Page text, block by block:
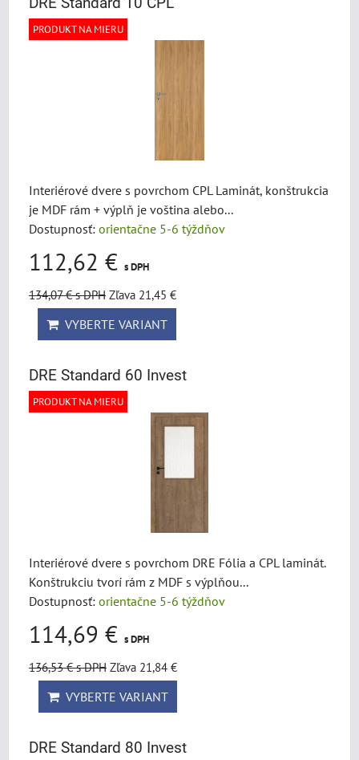
PRODUKT NA MIERU
Interiérové dvere s povrchom CPL Laminát, konštrukcia
je MDF rám + výplň je voština alebo...
Dostupnosť: orientačne 5-6 týždňov
112,62 € s DPH
134,07 €s DPH Zľava 21,45 €
VYBERTE VARIANT
DRE Standard 60 Invest
PRODUKT NA MIERU
Interiérové dvere s povrchom DRE Fólia a CPL laminát.
Konštrukciu tvorí rám z MDF s výplňou...
Dostupnosť: orientačne 5-6 týždňov
114,69 € s DPH
136,53 €s DPH Zľava 21,84 €
VYBERTE VARIANT
DRE Standard 80 Invest